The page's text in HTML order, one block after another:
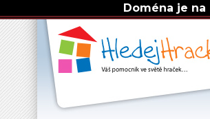
Doména je